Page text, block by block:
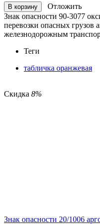
В корзину
Отложить
Знак опасности 90-3077
перевозки опасных грузов
железнодорожным
Теги
табличка оранжевая
Скидка 8%
Знак опасности 20/1006